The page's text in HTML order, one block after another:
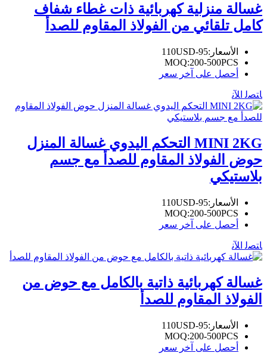
غسالة منزلية كهربائية ذات غطاء شفاف
كامل تلقائي من الفولاذ المقاوم للصدأ
الأسعار: 95-110USD
MOQ:200-500PCS
أحصل على آخر سعر
ﺎﺘﺼﻟ ﺍﻶﻧ
MINI 2KG التحكم اليدوي غسالة المنزل
حوض الفولاذ المقاوم للصدأ مع جسم
بلاستيكي
الأسعار: 95-110USD
MOQ:200-500PCS
أحصل على آخر سعر
ﺎﺘﺼﻟ ﺍﻶﻧ
غسالة كهربائية ذاتية بالكامل مع حوض من
الفولاذ المقاوم للصدأ
الأسعار: 95-110USD
MOQ:200-500PCS
أحصل على آخر سعر